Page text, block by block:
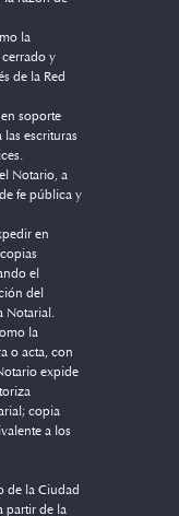
la
y
de la Red
soporte
escrituras
Notario, a
fe pública y
en
el
del
Notarial.
la
o acta, con
expide
copia
a los
de la Ciudad
partir de la